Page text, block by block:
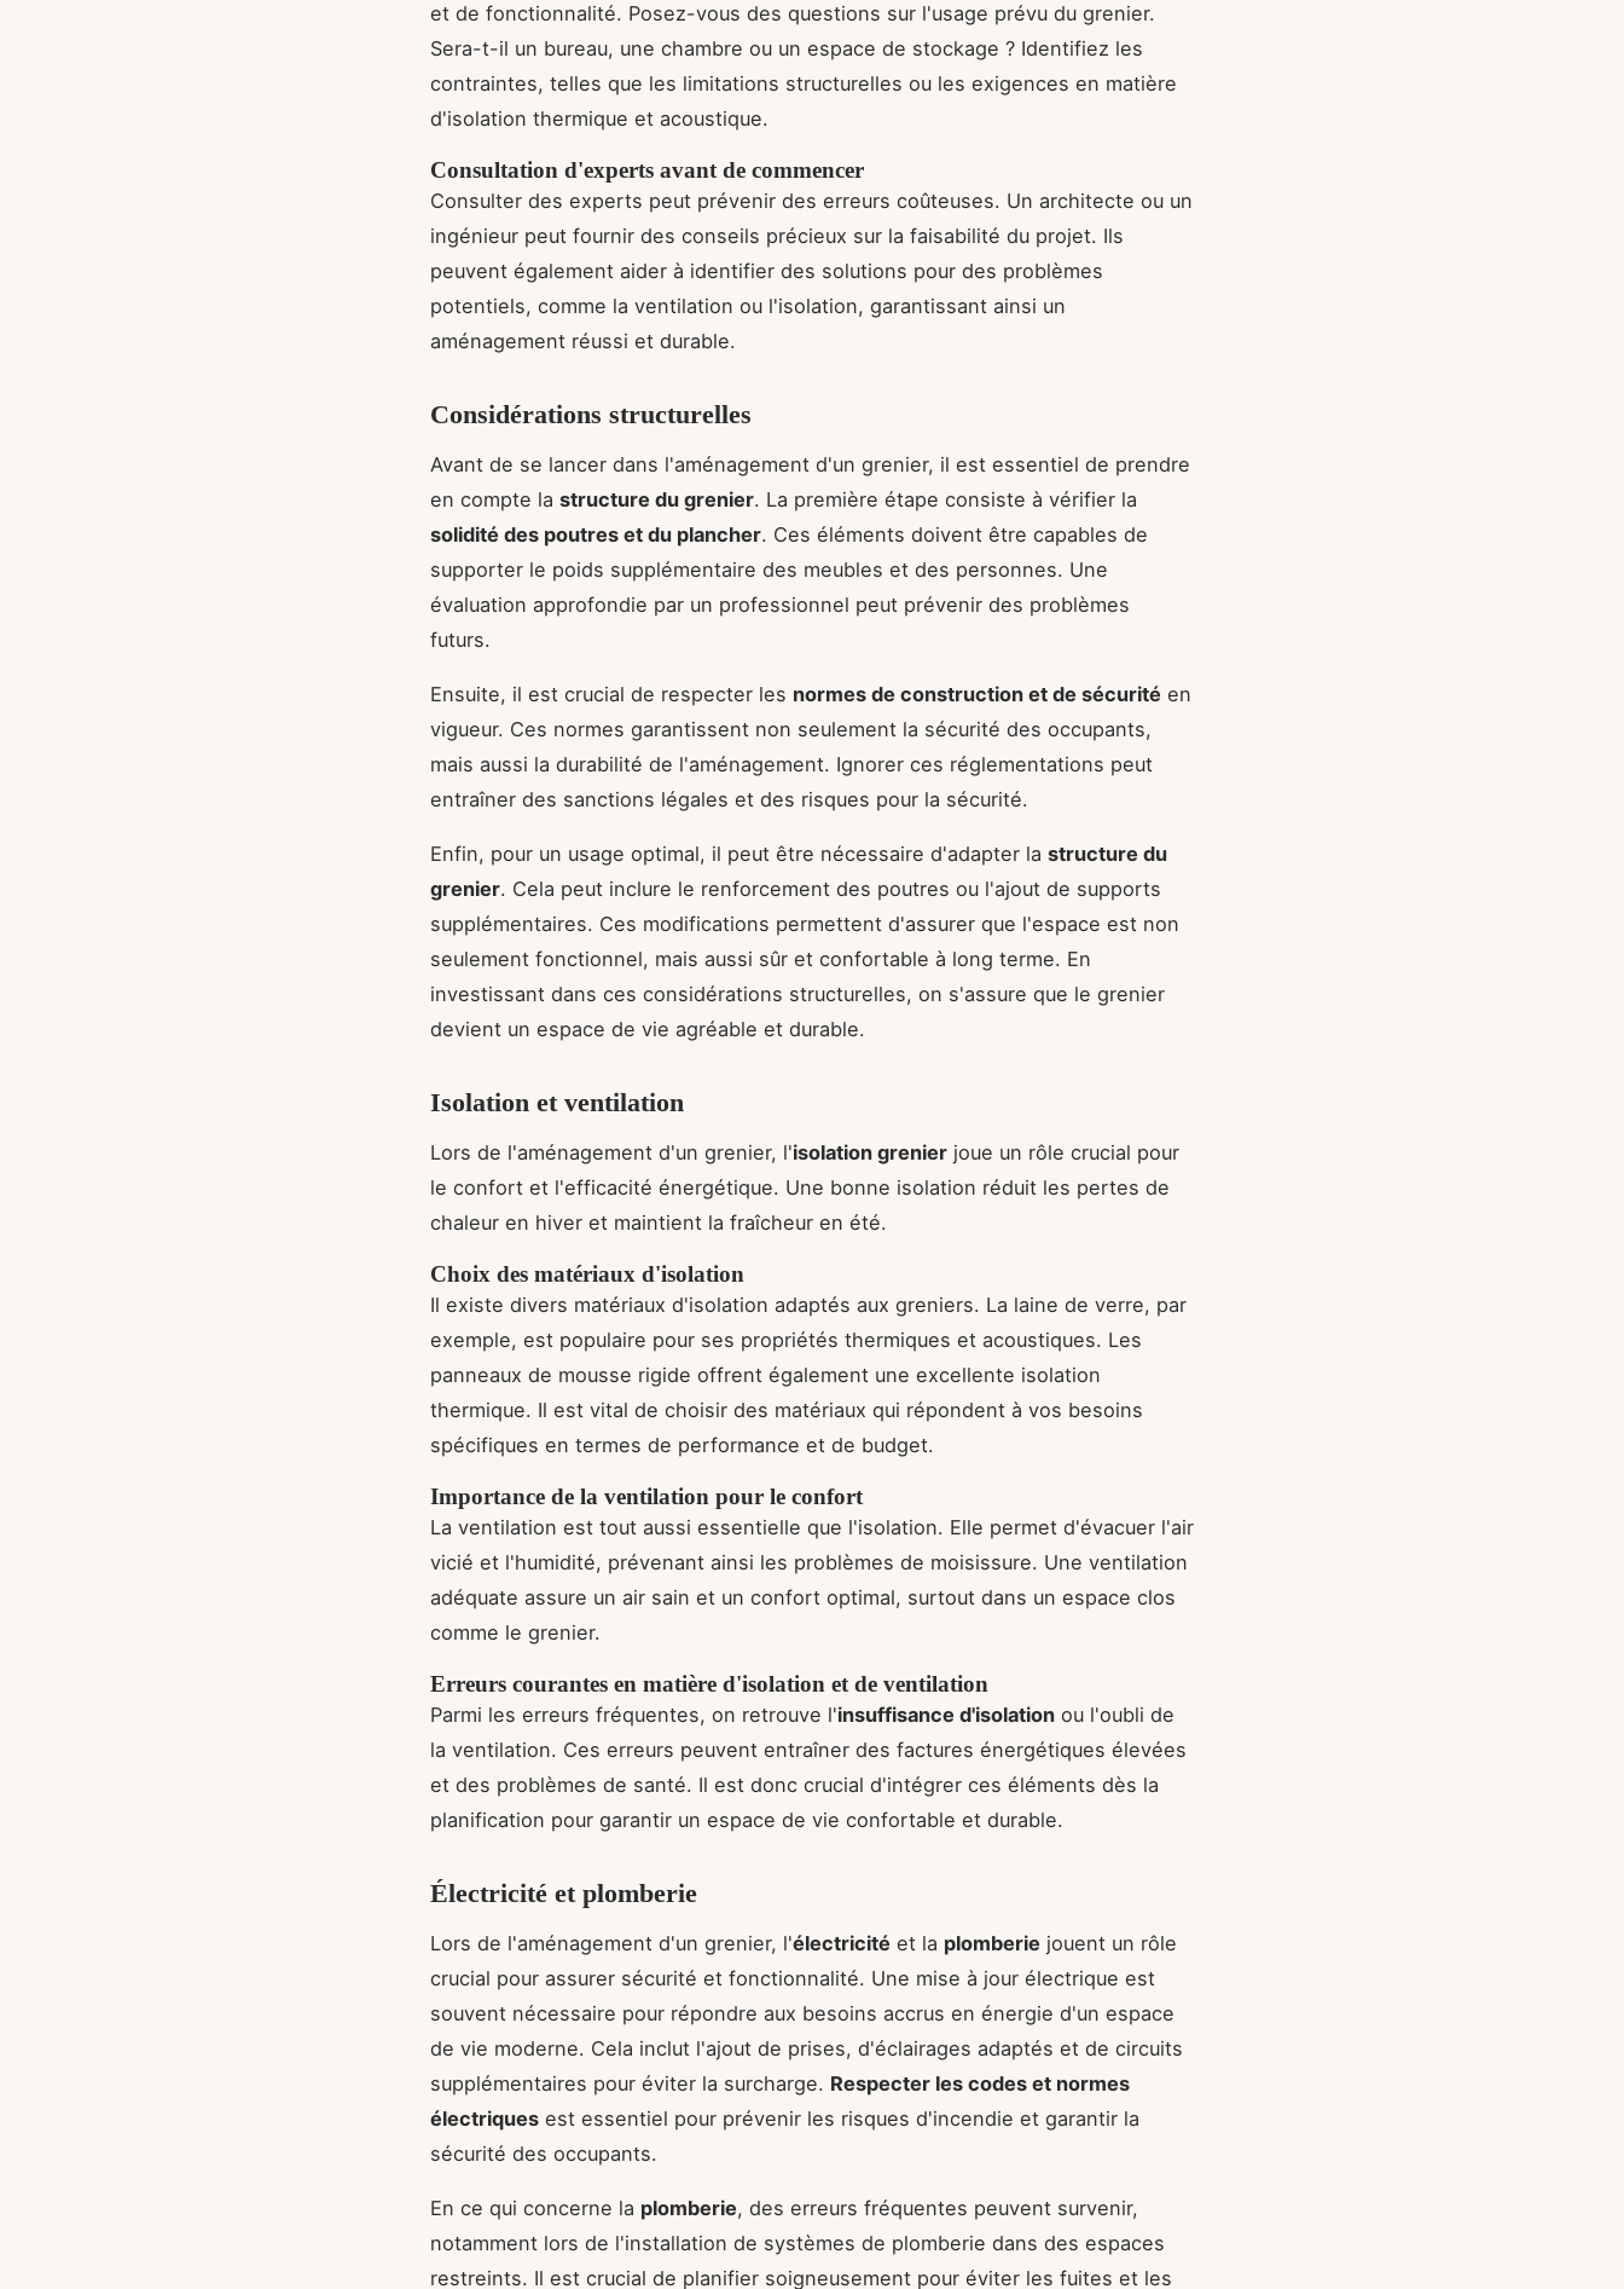
et de fonctionnalité. Posez-vous des questions sur l'usage prévu du grenier.
Sera-t-il un bureau, une chambre ou un espace de stockage ? Identifiez les
contraintes, telles que les limitations structurelles ou les exigences en matière
d'isolation thermique et acoustique.
Consultation d'experts avant de commencer
Consulter des experts peut prévenir des erreurs coûteuses. Un architecte ou un
ingénieur peut fournir des conseils précieux sur la faisabilité du projet. Ils
peuvent également aider à identifier des solutions pour des problèmes
potentiels, comme la ventilation ou l'isolation, garantissant ainsi un
aménagement réussi et durable.
Considérations structurelles
Avant de se lancer dans l'aménagement d'un grenier, il est essentiel de prendre
en compte la structure du grenier. La première étape consiste à vérifier la
solidité des poutres et du plancher. Ces éléments doivent être capables de
supporter le poids supplémentaire des meubles et des personnes. Une
évaluation approfondie par un professionnel peut prévenir des problèmes
futurs.
Ensuite, il est crucial de respecter les normes de construction et de sécurité en
vigueur. Ces normes garantissent non seulement la sécurité des occupants,
mais aussi la durabilité de l'aménagement. Ignorer ces réglementations peut
entraîner des sanctions légales et des risques pour la sécurité.
Enfin, pour un usage optimal, il peut être nécessaire d'adapter la structure du
grenier. Cela peut inclure le renforcement des poutres ou l'ajout de supports
supplémentaires. Ces modifications permettent d'assurer que l'espace est non
seulement fonctionnel, mais aussi sûr et confortable à long terme. En
investissant dans ces considérations structurelles, on s'assure que le grenier
devient un espace de vie agréable et durable.
Isolation et ventilation
Lors de l'aménagement d'un grenier, l'isolation grenier joue un rôle crucial pour
le confort et l'efficacité énergétique. Une bonne isolation réduit les pertes de
chaleur en hiver et maintient la fraîcheur en été.
Choix des matériaux d'isolation
Il existe divers matériaux d'isolation adaptés aux greniers. La laine de verre, par
exemple, est populaire pour ses propriétés thermiques et acoustiques. Les
panneaux de mousse rigide offrent également une excellente isolation
thermique. Il est vital de choisir des matériaux qui répondent à vos besoins
spécifiques en termes de performance et de budget.
Importance de la ventilation pour le confort
La ventilation est tout aussi essentielle que l'isolation. Elle permet d'évacuer l'air
vicié et l'humidité, prévenant ainsi les problèmes de moisissure. Une ventilation
adéquate assure un air sain et un confort optimal, surtout dans un espace clos
comme le grenier.
Erreurs courantes en matière d'isolation et de ventilation
Parmi les erreurs fréquentes, on retrouve l'insuffisance d'isolation ou l'oubli de
la ventilation. Ces erreurs peuvent entraîner des factures énergétiques élevées
et des problèmes de santé. Il est donc crucial d'intégrer ces éléments dès la
planification pour garantir un espace de vie confortable et durable.
Électricité et plomberie
Lors de l'aménagement d'un grenier, l'électricité et la plomberie jouent un rôle
crucial pour assurer sécurité et fonctionnalité. Une mise à jour électrique est
souvent nécessaire pour répondre aux besoins accrus en énergie d'un espace
de vie moderne. Cela inclut l'ajout de prises, d'éclairages adaptés et de circuits
supplémentaires pour éviter la surcharge. Respecter les codes et normes
électriques est essentiel pour prévenir les risques d'incendie et garantir la
sécurité des occupants.
En ce qui concerne la plomberie, des erreurs fréquentes peuvent survenir,
notamment lors de l'installation de systèmes de plomberie dans des espaces
restreints. Il est crucial de planifier soigneusement pour éviter les fuites et les